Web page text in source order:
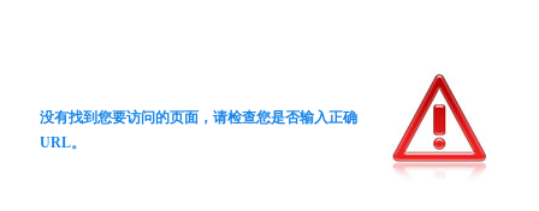
没有找到您要访问的页面，请检查您是否输入正确
URL。